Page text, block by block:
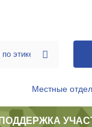
Местные
ПОДДЕРЖКА